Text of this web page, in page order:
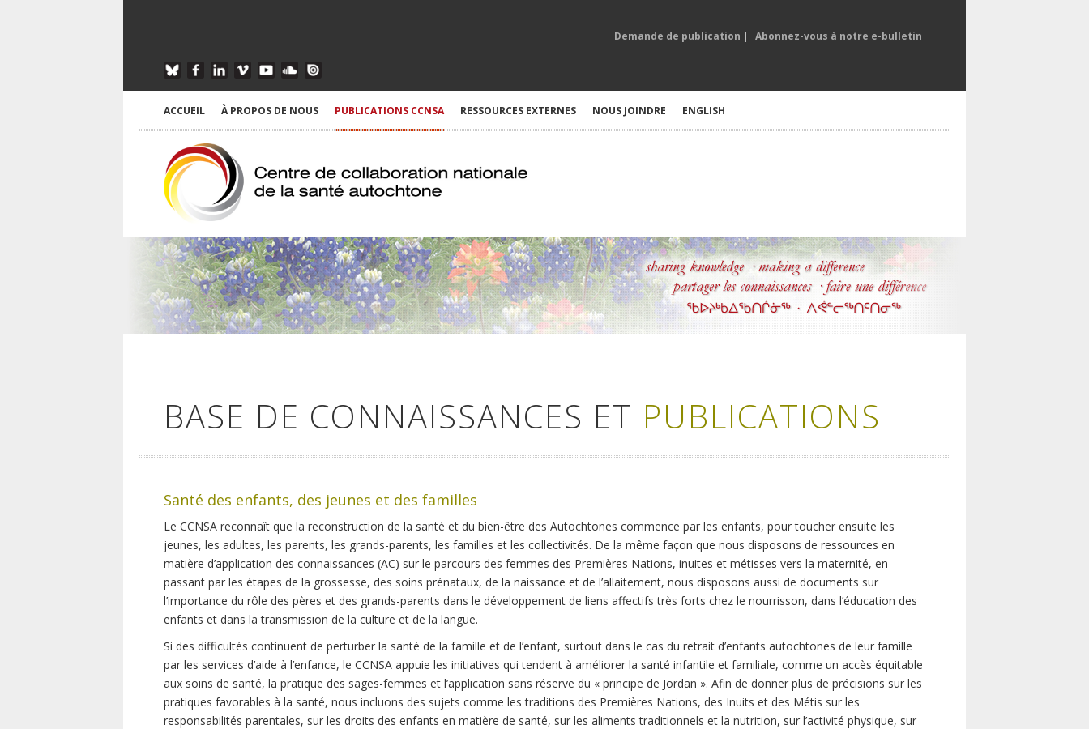
Demande de publication | Abonnez-vous à notre e-bulletin
ACCUEIL À PROPOS DE NOUS PUBLICATIONS CCNSA RESSOURCES EXTERNES NOUS JOINDRE ENGLISH
BASE DE CONNAISSANCES ET PUBLICATIONS
Santé des enfants, des jeunes et des familles
Le CCNSA reconnaît que la reconstruction de la santé et du bien-être des Autochtones commence par les enfants, pour toucher ensuite les
jeunes, les adultes, les parents, les grands-parents, les familles et les collectivités. De la même façon que nous disposons de ressources en
matière d’application des connaissances (AC) sur le parcours des femmes des Premières Nations, inuites et métisses vers la maternité, en
passant par les étapes de la grossesse, des soins prénataux, de la naissance et de l’allaitement, nous disposons aussi de documents sur
l’importance du rôle des pères et des grands-parents dans le développement de liens affectifs très forts chez le nourrisson, dans l’éducation des
enfants et dans la transmission de la culture et de la langue.
Si des difficultés continuent de perturber la santé de la famille et de l’enfant, surtout dans le cas du retrait d’enfants autochtones de leur famille
par les services d’aide à l’enfance, le CCNSA appuie les initiatives qui tendent à améliorer la santé infantile et familiale, comme un accès équitable
aux soins de santé, la pratique des sages-femmes et l’application sans réserve du « principe de Jordan ». Afin de donner plus de précisions sur les
pratiques favorables à la santé, nous incluons des sujets comme les traditions des Premières Nations, des Inuits et des Métis sur les
responsabilités parentales, sur les droits des enfants en matière de santé, sur les aliments traditionnels et la nutrition, sur l’activité physique, sur